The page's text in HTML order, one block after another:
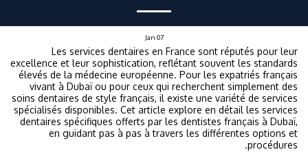
07
Jan
Les services dentaires en France sont réputés pour leur
excellence et leur sophistication, reflétant souvent les standards
élevés de la médecine européenne. Pour les expatriés français
vivant à Dubaï ou pour ceux qui recherchent simplement des
soins dentaires de style français, il existe une variété de services
spécialisés disponibles. Cet article explore en détail les services
dentaires spécifiques offerts par les dentistes français à Dubaï,
en guidant pas à pas à travers les différentes options et
procédures.